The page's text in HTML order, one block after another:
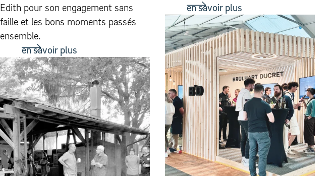
Edith pour son engagement sans
faille et les bons moments passés
ensemble.
en savoir plus
en savoir plus